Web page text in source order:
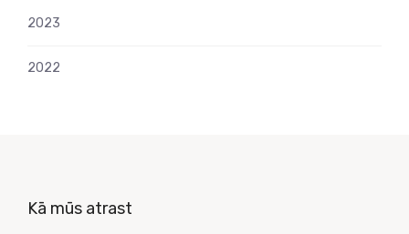
2023
2022
Kā mūs atrast